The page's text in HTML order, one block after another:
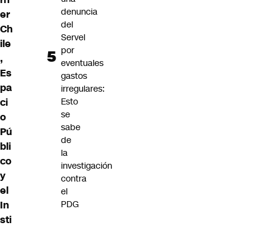
er
Ch
ile
,
Es
pa
ci
o
Pú
bli
co
y
el
In
sti
denuncia
del
Servel
por
eventuales
gastos
irregulares:
Esto
se
sabe
de
la
investigación
contra
el
PDG